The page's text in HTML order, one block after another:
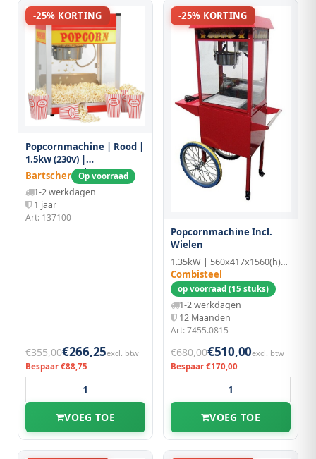
-25% KORTING
Popcornmachine | Rood |
1.5kw (230v) |
518x418x672(h)mm
Bartscher Op voorraad
1-2 werkdagen
1 jaar
Art: 137100
€355,00€266,25excl. btw
Bespaar €88,75
VOEG TOE
-25% KORTING
Popcornmachine Incl.
Wielen
1.35kW | 560x417x1560(h)mm
Combisteel
op voorraad (15 stuks)
1-2 werkdagen
12 Maanden
Art: 7455.0815
€680,00€510,00excl. btw
Bespaar €170,00
VOEG TOE